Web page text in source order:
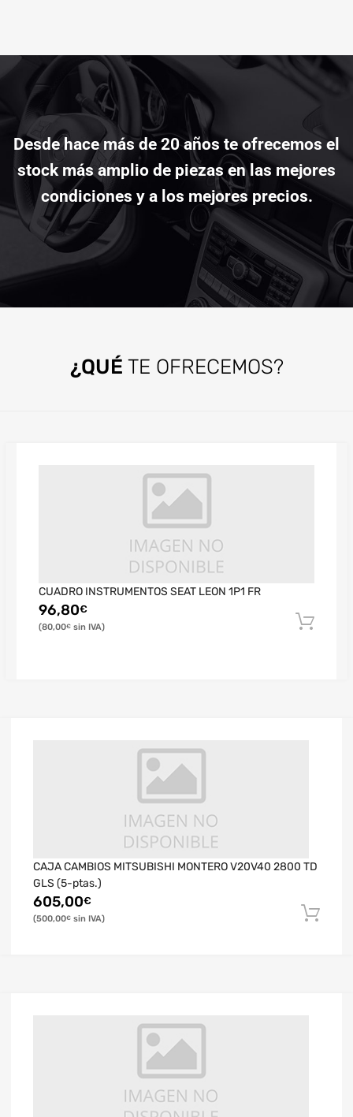
Desde hace más de 20 años te ofrecemos el
stock más amplio de piezas en las mejores
condiciones y a los mejores precios.
¿QUÉ TE OFRECEMOS?
CUADRO INSTRUMENTOS SEAT LEON 1P1 FR
96,80€
80,00€
CAJA CAMBIOS MITSUBISHI MONTERO V20V40 2800 TD
GLS (5-ptas.)
605,00€
500,00€